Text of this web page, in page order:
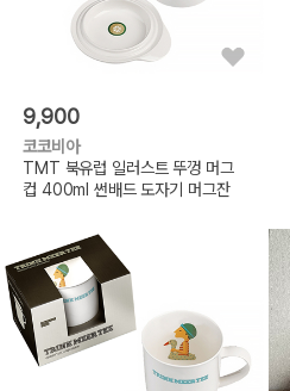
9,900
코코비아
TMT 북유럽 일러스트 뚜껑 머그
컵 400ml 썬배드 도자기 머그잔